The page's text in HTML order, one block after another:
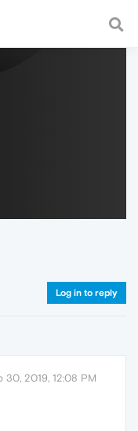
a fast and
Log in to reply
30, 2019, 12:08 PM